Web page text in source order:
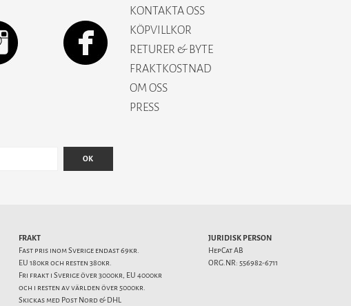
KONTAKTA OSS
KÖPVILLKOR
RETURER & BYTE
FRAKTKOSTNAD
OM OSS
PRESS
OK
FRAKT
Fast pris inom Sverige endast 69kr.
EU 180kr och resten 380kr.
Fri frakt i Sverige över 3000kr, EU 4000kr
och i resten av världen över 5000kr.
Skickas med Post Nord & DHL
JURIDISK PERSON
HepCat AB
ORG.NR: 556982-6711